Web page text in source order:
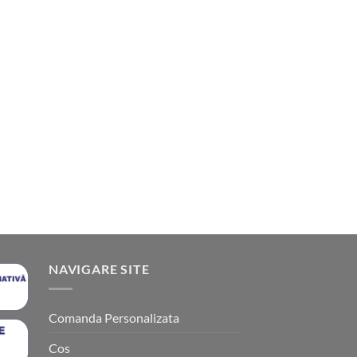
NAVIGARE SITE
Comanda Personalizata
Cos